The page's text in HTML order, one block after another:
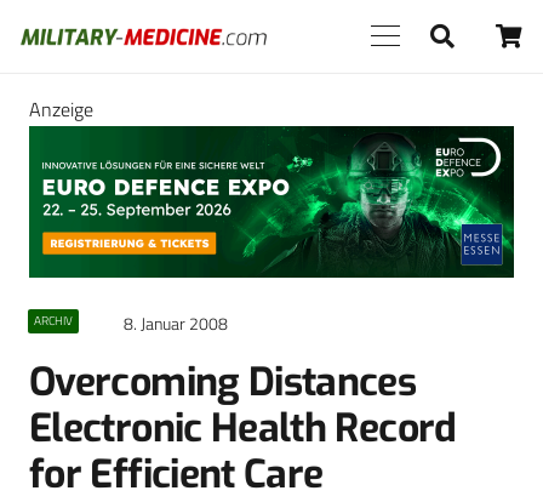
Anzeige
ARCHIV 8. Januar 2008
Overcoming Distances
Electronic Health Record
for Efficient Care